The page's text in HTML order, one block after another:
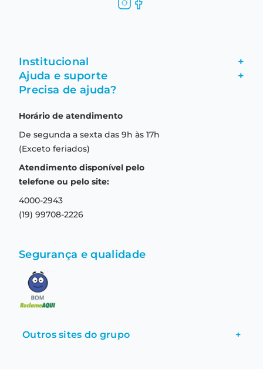
Institucional +
Fale conosco
Formas de pagamento
Aviso de privacidade
Termos e condições de uso
Ajuda e suporte +
Garantia
Troca e devolução
Central de relacionamento
Precisa de ajuda?
Horário de atendimento
De segunda a sexta das 9h às 17h
(Exceto feriados)
Atendimento disponível pelo
telefone ou pelo site:
4000-2943
(19) 99708-2226
Segurança e qualidade
Outros sites do grupo +